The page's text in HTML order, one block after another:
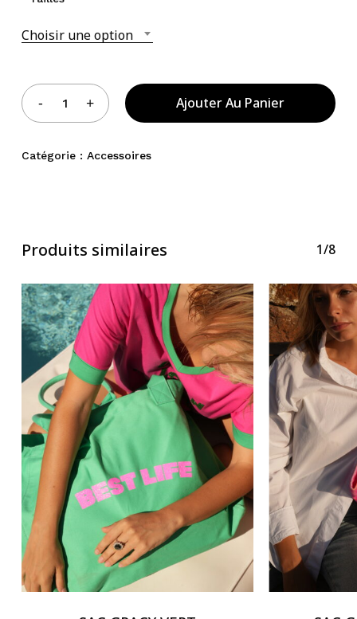
Choisir une option
Ajouter Au Panier
Catégorie : Accessoires
Produits similaires 1/8